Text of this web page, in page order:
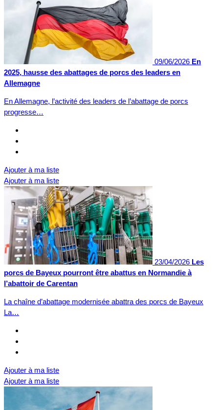
09/06/2026 En
2025, hausse des abattages de porcs des leaders en
Allemagne
En Allemagne, l’activité des leaders de l’abattage de porcs
progresse…
Ajouter à ma liste
Ajouter à ma liste
23/04/2026 Les
porcs de Bayeux pourront être abattus en Normandie à
l’abattoir de Carentan
La chaîne d’abattage modernisée abattra des porcs de Bayeux
La…
Ajouter à ma liste
Ajouter à ma liste